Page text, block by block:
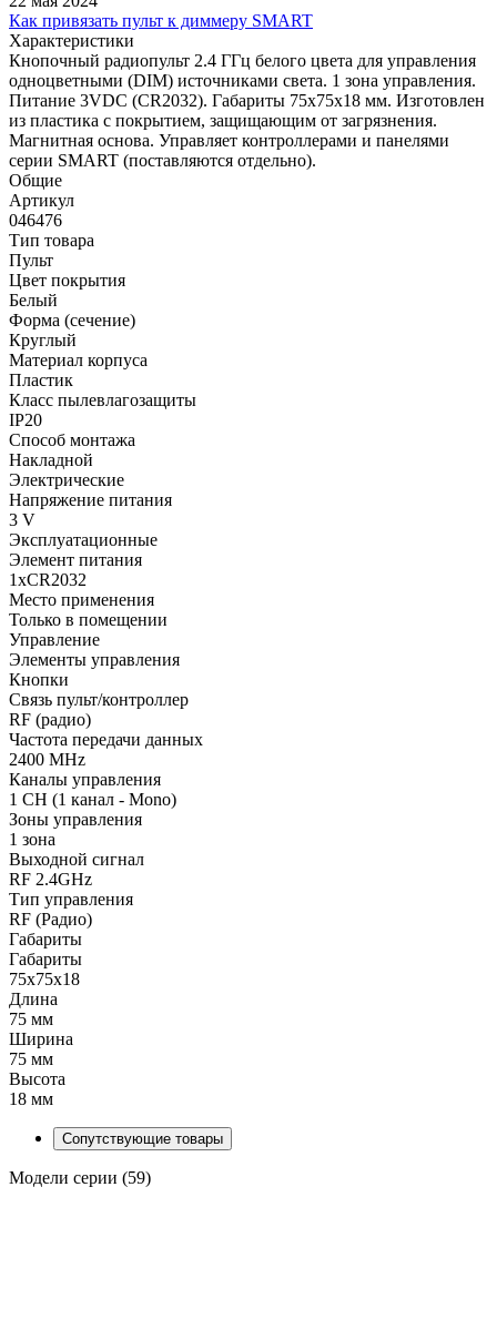
Как привязать пульт к диммеру SMART
Характеристики
Кнопочный радиопульт 2.4 ГГц белого цвета для управления
одноцветными (DIM) источниками света. 1 зона управления.
Питание 3VDC (CR2032). Габариты 75x75x18 мм. Изготовлен
из пластика с покрытием, защищающим от загрязнения.
Магнитная основа. Управляет контроллерами и панелями
серии SMART (поставляются отдельно).
Общие
Артикул
046476
Тип товара
Пульт
Цвет покрытия
Белый
Форма (сечение)
Круглый
Материал корпуса
Пластик
Класс пылевлагозащиты
IP20
Способ монтажа
Накладной
Электрические
Напряжение питания
3 V
Эксплуатационные
Элемент питания
1xCR2032
Место применения
Только в помещении
Управление
Элементы управления
Кнопки
Связь пульт/контроллер
RF (радио)
Частота передачи данных
2400 MHz
Каналы управления
1 CH (1 канал - Mono)
Зоны управления
1 зона
Выходной сигнал
RF 2.4GHz
Тип управления
RF (Радио)
Габариты
Габариты
75x75x18
Длина
75 мм
Ширина
75 мм
Высота
18 мм
Сопутствующие товары
Модели серии (59)